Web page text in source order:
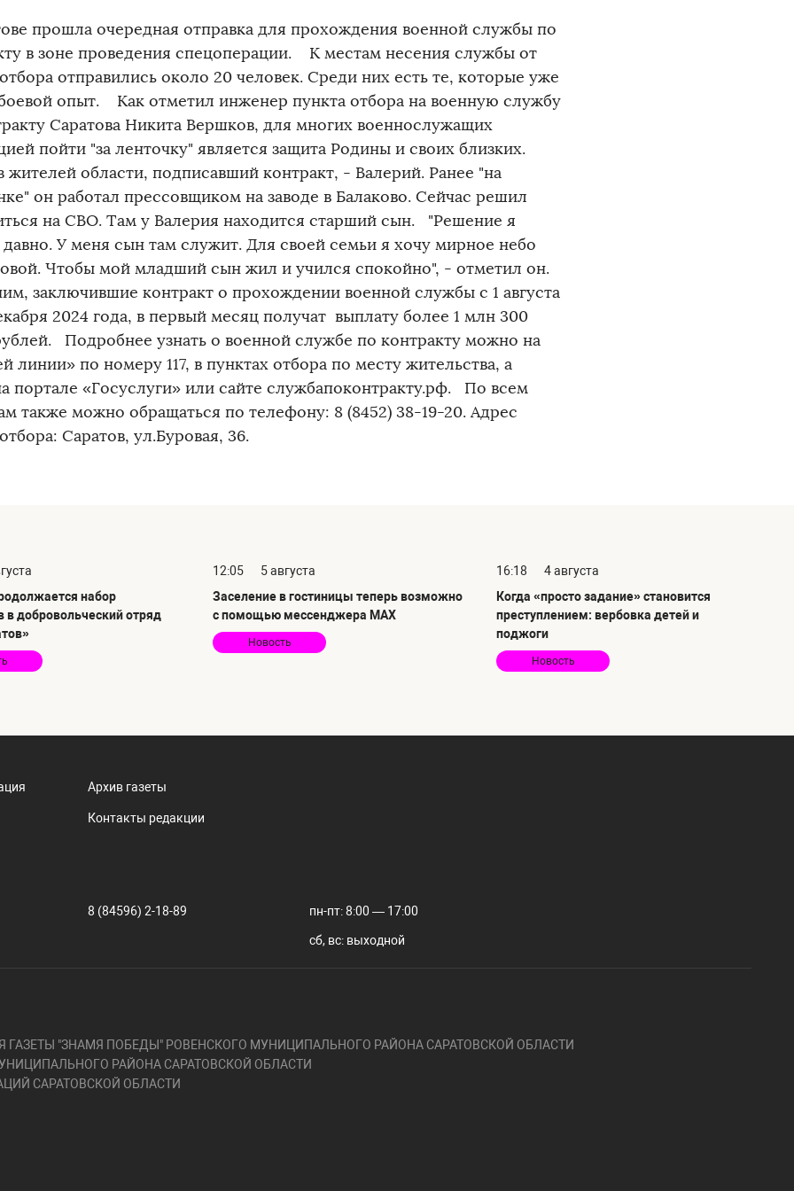
прошла очередная отправка для прохождения военной службы по
в зоне проведения спецоперации. К местам несения службы от
отправились около 20 человек. Среди них есть те, которые уже
опыт. Как отметил инженер пункта отбора на военную службу
Саратова Никита Вершков, для многих военнослужащих
пойти "за ленточку" является защита Родины и своих близких.
жителей области, подписавший контракт, - Валерий. Ранее "на
он работал прессовщиком на заводе в Балаково. Сейчас решил
на СВО. Там у Валерия находится старший сын. "Решение я
У меня сын там служит. Для своей семьи я хочу мирное небо
Чтобы мой младший сын жил и учился спокойно", - отметил он.
заключившие контракт о прохождении военной службы с 1 августа
2024 года, в первый месяц получат выплату более 1 млн 300
Подробнее узнать о военной службе по контракту можно на
линии» по номеру 117, в пунктах отбора по месту жительства, а
портале «Госуслуги» или сайте службапоконтракту.рф. По всем
также можно обращаться по телефону: 8 (8452) 38-19-20. Адрес
Саратов, ул.Буровая, 36.
набор
в добровольческий отряд
12:05
5 августа
Заселение в гостиницы теперь возможно
с помощью мессенджера MAX
Новость
16:18
4 августа
Когда «просто задание» становится
преступлением: вербовка детей и
поджоги
Новость
Архив газеты
Контакты редакции
8 (84596) 2-18-89 пн-пт: 8:00 — 17:00
сб, вс: выходной
"ЗНАМЯ ПОБЕДЫ" РОВЕНСКОГО МУНИЦИПАЛЬНОГО РАЙОНА САРАТОВСКОЙ ОБЛАСТИ
РАЙОНА САРАТОВСКОЙ ОБЛАСТИ
САРАТОВСКОЙ ОБЛАСТИ